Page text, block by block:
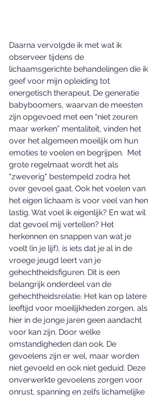
Daarna vervolgde ik met wat ik
observeer tijdens de
lichaamsgerichte behandelingen die ik
geef voor mijn opleiding tot
energetisch therapeut. De generatie
babyboomers, waarvan de meesten
zijn opgevoed met een “niet zeuren
maar werken” mentaliteit, vinden het
over het algemeen moeilijk om hun
emoties te voelen en begrijpen.  Met
grote regelmaat wordt het als
"zweverig" bestempeld zodra het
over gevoel gaat. Ook het voelen van
het eigen lichaam is voor veel van hen
lastig. Wat voel ik eigenlijk? En wat wil
dat gevoel mij vertellen? Het
herkennen en snappen van wat je
voelt (in je lijf), is iets dat je al in de
vroege jeugd leert van je
gehechtheidsfiguren. Dit is een
belangrijk onderdeel van de
gehechtheidsrelatie. Het kan op latere
leeftijd voor moeilijkheden zorgen, als
hier in de jonge jaren geen aandacht
voor kan zijn. Door welke
omstandigheden dan ook. De
gevoelens zijn er wel, maar worden
niet gevoeld en ook niet geduid. Deze
onverwerkte gevoelens zorgen voor
onrust, spanning en zelfs lichamelijke